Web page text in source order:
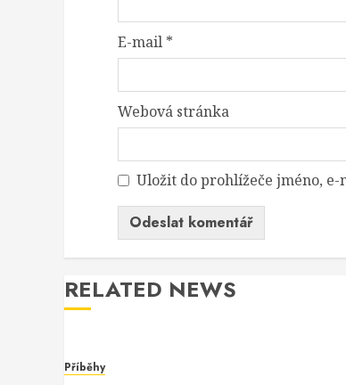
E-mail *
Webová stránka
Uložit do prohlížeče jméno,
RELATED NEWS
Příběhy